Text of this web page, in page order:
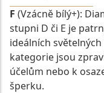
F (Vzácně bílý+):
stupni D či E je
ideálních
kategorie jsou
účelům nebo k
šperku.